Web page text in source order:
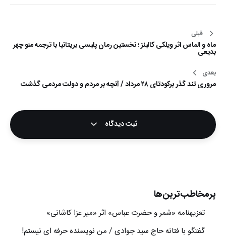
راهبری
نوشته
قبلی
ماه و الماس اثر ویلکی کالینز ؛ نخستین رمان پلیسی بریتانیا با ترجمه منو چهر
بدیعی
بعدی
مروری تند گذر برکودتای ۲۸ مرداد / آنچه بر مردم و دولت مردمی گذشت
ثبت دیدگاه
پرمخاطب‌ترین‌ها
تعزیه‎نامه‏ «شمر و حضرت عباس» اثر «میر عزا کاشانی»
گفتگو با فتانه حاج سید جوادی / من نویسنده حرفه ای نیستم!